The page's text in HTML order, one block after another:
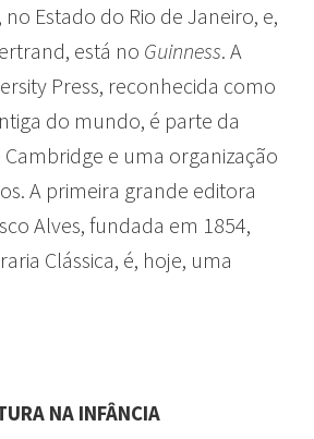
Estado do Rio de Janeiro, e,
está no Guinness. A
Press, reconhecida como
do mundo, é parte da
e uma organização
A primeira grande editora
Alves, fundada em 1854,
Clássica, é, hoje, uma
NA INFÂNCIA